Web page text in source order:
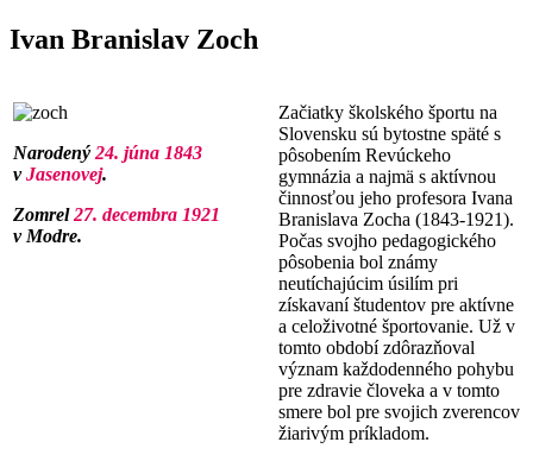
Ivan Branislav Zoch
Narodený 24. júna 1843
vJasenovej.
Zomrel27. decembra 1921
v Modre.
Začiatky školského športu na
Slovensku sú bytostne späté s
pôsobením Revúckeho
gymnázia a najmä s aktívnou
činnosťou jeho profesora Ivana
Branislava Zocha (1843-1921).
Počas svojho pedagogického
pôsobenia bol známy
neutíchajúcim úsilím pri
získavaní študentov pre aktívne
a celoživotné športovanie. Už v
tomto období zdôrazňoval
význam každodenného pohybu
pre zdravie človeka a v tomto
smere bol pre svojich zverencov
žiarivým príkladom.